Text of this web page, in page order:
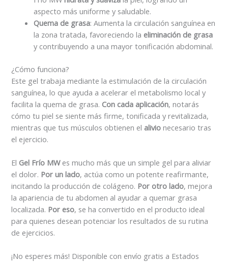
aspecto más uniforme y saludable.
Quema de grasa: Aumenta la circulación sanguínea en
la zona tratada, favoreciendo la eliminación de grasa
y contribuyendo a una mayor tonificación abdominal.
¿Cómo funciona?
Este gel trabaja mediante la estimulación de la circulación
sanguínea, lo que ayuda a acelerar el metabolismo local y
facilita la quema de grasa. Con cada aplicación, notarás
cómo tu piel se siente más firme, tonificada y revitalizada,
mientras que tus músculos obtienen el alivio necesario tras
el ejercicio.
El Gel Frío MWes mucho más que un simple gel para aliviar
el dolor. Por un lado, actúa como un potente reafirmante,
incitando la producción de colágeno. Por otro lado, mejora
la apariencia de tu abdomen al ayudar a quemar grasa
localizada. Por eso, se ha convertido en el producto ideal
para quienes desean potenciar los resultados de su rutina
de ejercicios.
¡No esperes más! Disponible con envío gratis a Estados